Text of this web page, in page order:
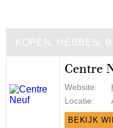
KOPEN, HEBBEN,
Centre
Website:
Locatie:
BEKIJK